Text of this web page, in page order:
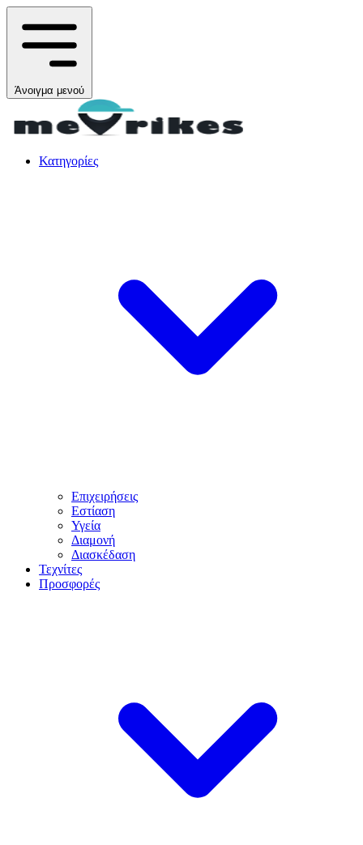
Άνοιγμα μενού
Κατηγορίες
Επιχειρήσεις
Εστίαση
Υγεία
Διαμονή
Διασκέδαση
Τεχνίτες
Προσφορές